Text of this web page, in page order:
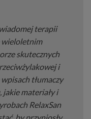
terapii
wieloletnim
skutecznych
i
tłumaczy
jakie materiały i
RelaxSan